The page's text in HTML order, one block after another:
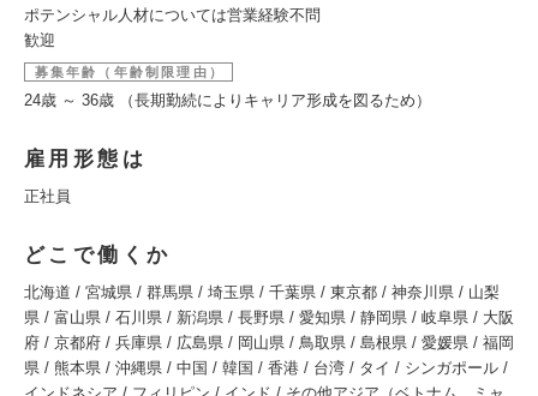
ポテンシャル人材については営業経験不問
歓迎
募集年齢（年齢制限理由）
24歳 ～ 36歳 （長期勤続によりキャリア形成を図るため）
雇用形態は
正社員
どこで働くか
北海道 / 宮城県 / 群馬県 / 埼玉県 / 千葉県 / 東京都 / 神奈川県 / 山梨
県 / 富山県 / 石川県 / 新潟県 / 長野県 / 愛知県 / 静岡県 / 岐阜県 / 大阪
府 / 京都府 / 兵庫県 / 広島県 / 岡山県 / 鳥取県 / 島根県 / 愛媛県 / 福岡
県 / 熊本県 / 沖縄県 / 中国 / 韓国 / 香港 / 台湾 / タイ / シンガポール /